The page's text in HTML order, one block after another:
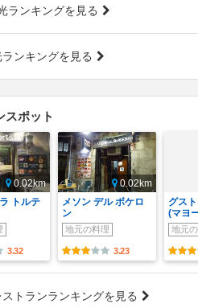
ランキングを見る
ンキングを見る
スポット
0.02km
トルテ
3.32
0.02km
メソン デル ボケロ
ン
地元の料理
3.23
グス
(マヨ
地元
トランランキングを見る